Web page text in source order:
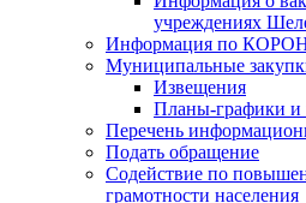
учреждениях
Информация по
Муниципальные
Извещения
Планы-графики и
Перечень
Подать обращение
Содействие по
грамотности населения